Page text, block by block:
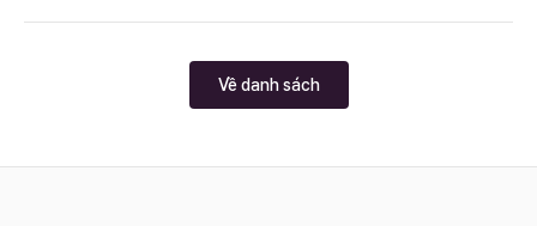
Về danh sách